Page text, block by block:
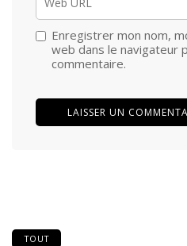
Enregistrer mon nom,
web dans le navigateur
commentaire.
TOUT